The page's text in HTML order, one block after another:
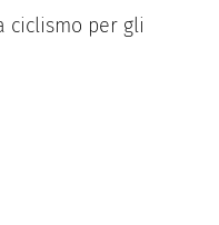
ciclismo per gli